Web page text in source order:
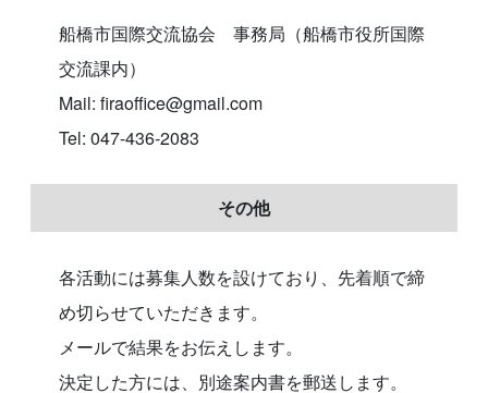
船橋市国際交流協会 事務局（船橋市役所国際
交流課内）
Mail: firaoffice@gmail.com
Tel: 047-436-2083
その他
各活動には募集人数を設けており、先着順で締
め切らせていただきます。
メールで結果をお伝えします。
決定した方には、別途案内書を郵送します。